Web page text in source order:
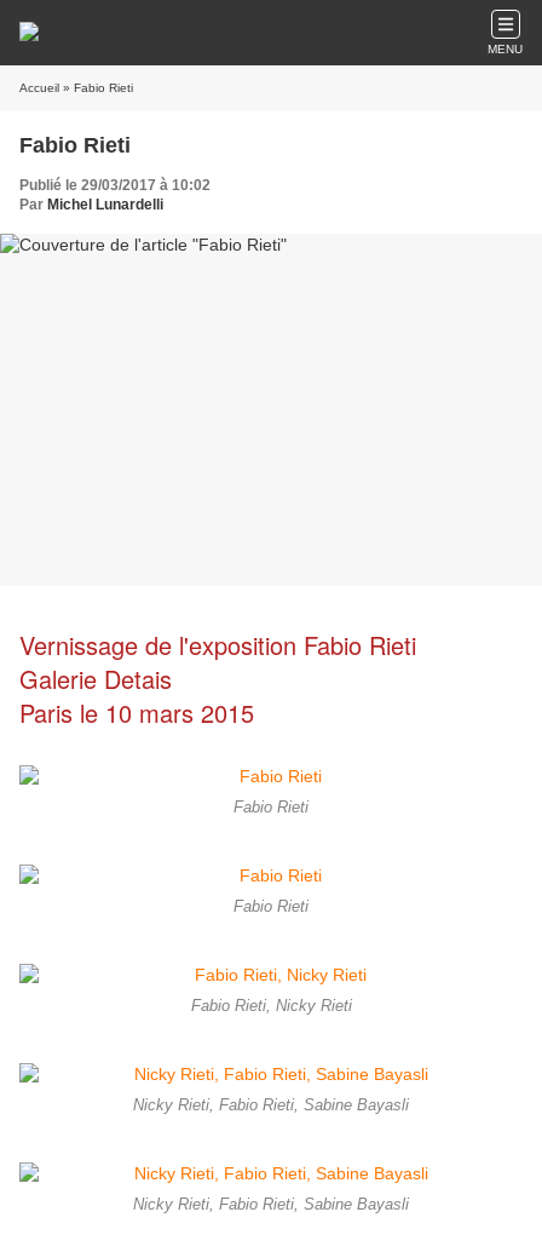
MENU
Accueil » Fabio Rieti
Fabio Rieti
Publié le 29/03/2017 à 10:02
Par Michel Lunardelli
Vernissage de l'exposition Fabio Rieti
Galerie Detais
Paris le 10 mars 2015
Fabio Rieti
Fabio Rieti
Fabio Rieti, Nicky Rieti
Nicky Rieti, Fabio Rieti, Sabine Bayasli
Nicky Rieti, Fabio Rieti, Sabine Bayasli